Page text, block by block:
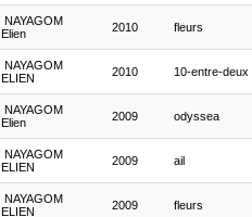
NAYAGOM
Elien
2010 fleurs
NAYAGOM
ELIEN
2010 10-entre-deux
NAYAGOM
Elien
2009 odyssea
NAYAGOM
ELIEN
2009 ail
NAYAGOM
ELIEN
2009 fleurs